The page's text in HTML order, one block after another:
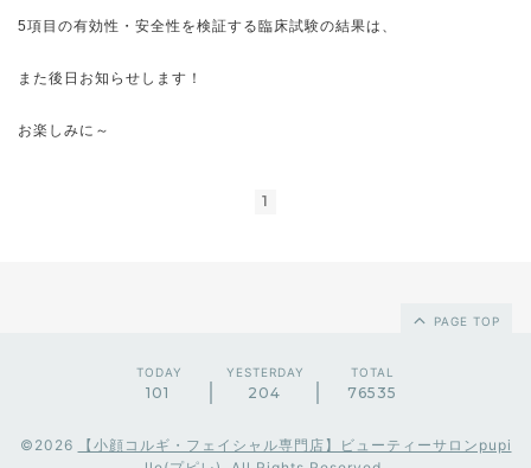
5項目の有効性・安全性を検証する臨床試験の結果は、
また後日お知らせします！
お楽しみに～
1
PAGE TOP
TODAY
101
YESTERDAY
204
TOTAL
76535
©2026
【小顔コルギ・フェイシャル専門店】ビューティーサロンpupi